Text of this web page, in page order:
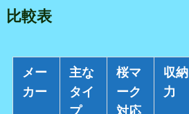
比較表
メー
カー
主な
タイ
プ
桜マ
ーク
対応
収納
力